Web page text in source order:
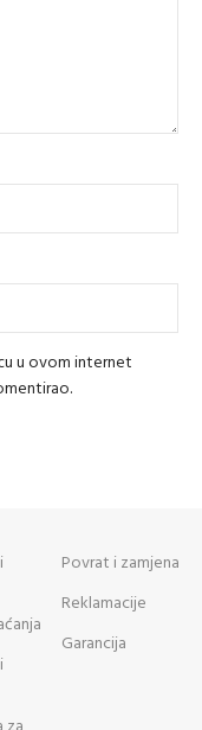
u ovom internet
Povrat i zamjena
Reklamacije
Garancija